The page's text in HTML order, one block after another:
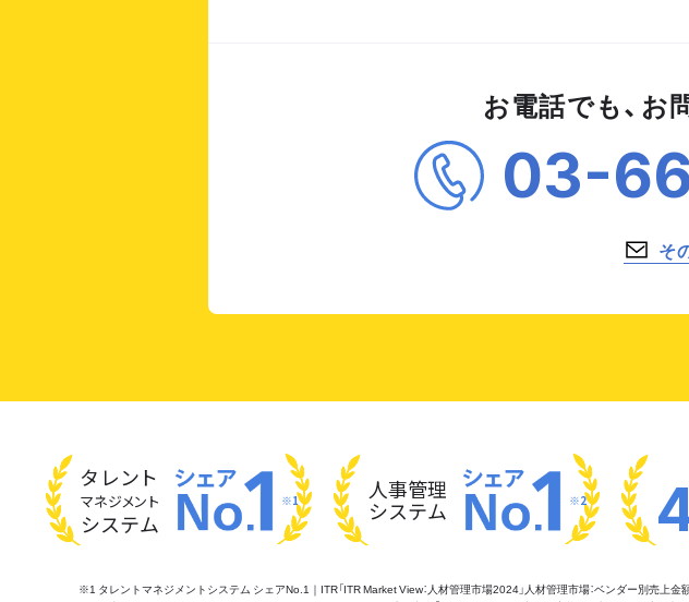
お電話でも、お
03-
そ
タレント
マネジメント
システム
※1 人事管理
システム ※2
※1 タレントマネジメントシステム シェアNo.1｜ITR「ITR Market View：人材管理市場2024」人材管理市場：ベンダー別売上